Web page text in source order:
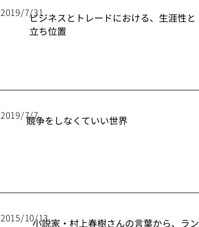
2019/7/31ビジネスとトレードにおける、生涯性と
立ち位置
2019/7/7競争をしなくていい世界
2015/10/13小説家・村上春樹さんの言葉から、ラン